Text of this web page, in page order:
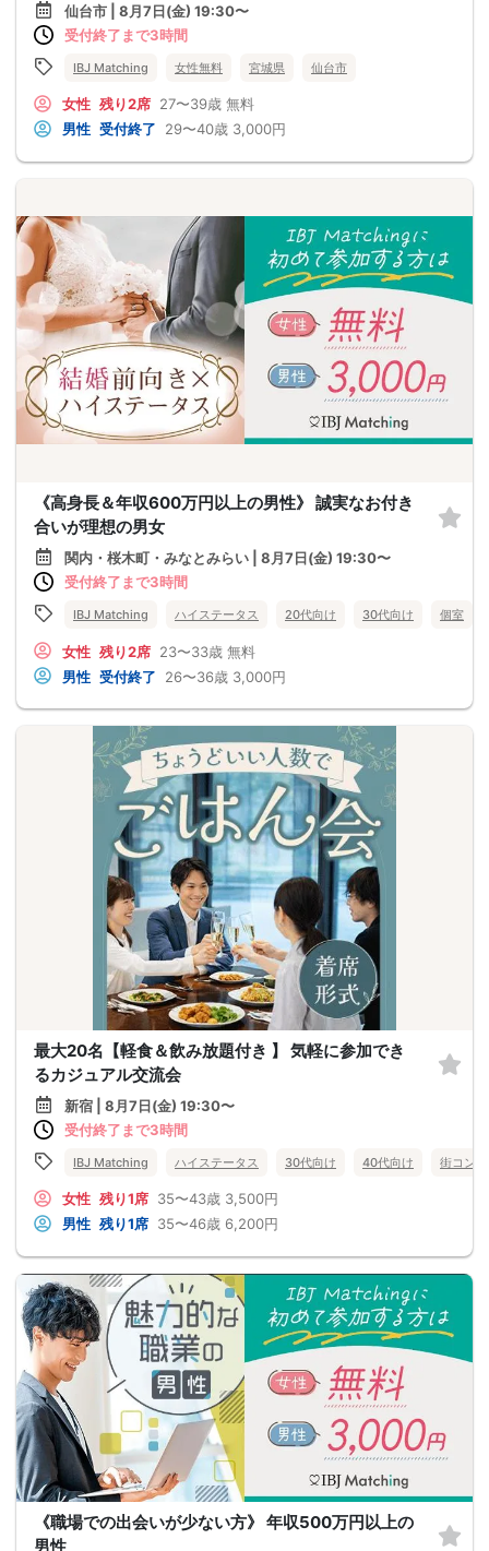
仙台市 | 8月7日(金) 19:30〜
受付終了まで3時間
IBJ Matching 女性無料 宮城県 仙台市
女性 残り2席 27〜39歳 無料
男性 受付終了 29〜40歳 3,000円
《高身長＆年収600万円以上の男性》 誠実なお付き
合いが理想の男女
関内・桜木町・みなとみらい | 8月7日(金) 19:30〜
受付終了まで3時間
IBJ Matching ハイステータス 20代向け 30代向け 個室
女性 残り2席 23〜33歳 無料
男性 受付終了 26〜36歳 3,000円
最大20名【軽食＆飲み放題付き 】 気軽に参加でき
るカジュアル交流会
新宿 | 8月7日(金) 19:30〜
受付終了まで3時間
IBJ Matching ハイステータス 30代向け 40代向け 街コン
女性 残り1席 35〜43歳 3,500円
男性 残り1席 35〜46歳 6,200円
《職場での出会いが少ない方》 年収500万円以上の
男性